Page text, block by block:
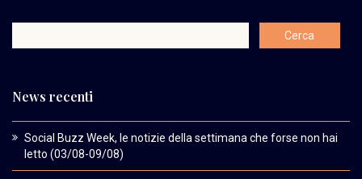
News recenti
Social Buzz Week, le notizie della settimana che forse non hai
letto (03/08-09/08)